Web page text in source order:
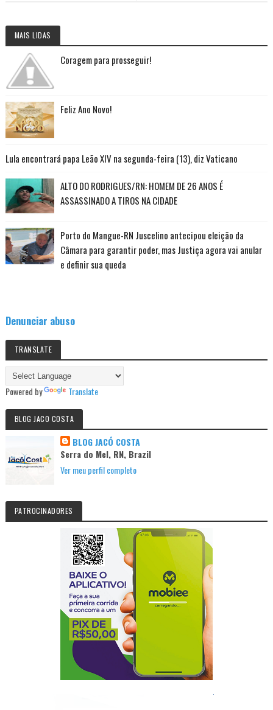
MAIS LIDAS
Coragem para prosseguir!
Feliz Ano Novo!
Lula encontrará papa Leão XIV na segunda-feira (13), diz Vaticano
ALTO DO RODRIGUES/RN: HOMEM DE 26 ANOS É
ASSASSINADO A TIROS NA CIDADE
Porto do Mangue-RN Juscelino antecipou eleição da
Câmara para garantir poder, mas Justiça agora vai anular
e definir sua queda
Denunciar abuso
TRANSLATE
Powered by Translate
BLOG JACO COSTA
BLOG JACÓ COSTA
Serra do Mel, RN, Brazil
Ver meu perfil completo
PATROCINADORES